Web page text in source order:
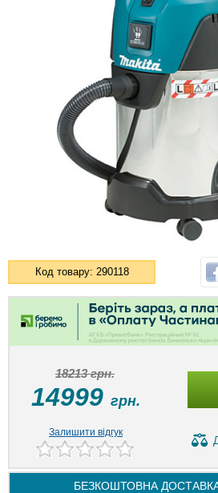
Код товару: 290118
18213 грн.
14999 грн.
Залишити відгук
БЕЗКОШТОВНА